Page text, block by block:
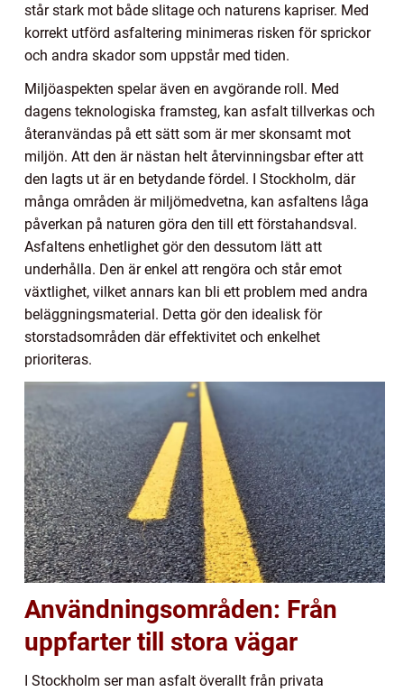
står stark mot både slitage och naturens kapriser. Med
korrekt utförd asfaltering minimeras risken för sprickor
och andra skador som uppstår med tiden.
Miljöaspekten spelar även en avgörande roll. Med
dagens teknologiska framsteg, kan asfalt tillverkas och
återanvändas på ett sätt som är mer skonsamt mot
miljön. Att den är nästan helt återvinningsbar efter att
den lagts ut är en betydande fördel. I Stockholm, där
många områden är miljömedvetna, kan asfaltens låga
påverkan på naturen göra den till ett förstahandsval.
Asfaltens enhetlighet gör den dessutom lätt att
underhålla. Den är enkel att rengöra och står emot
växtlighet, vilket annars kan bli ett problem med andra
beläggningsmaterial. Detta gör den idealisk för
storstadsområden där effektivitet och enkelhet
prioriteras.
Användningsområden: Från
uppfarter till stora vägar
I Stockholm ser man asfalt överallt från privata